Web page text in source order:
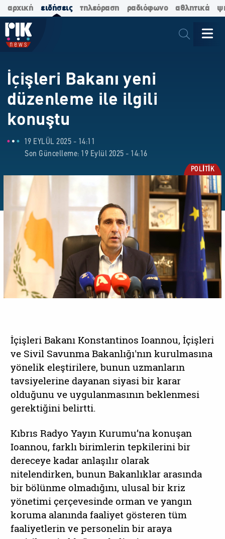
αρχική ειδήσεις τηλεόραση ραδιόφωνο αθλητικά
İçişleri Bakanı yeni
düzenleme ile ilgili
konuştu
19 EYLÜL 2025 - 14:11
Son Güncelleme: 19 Eylül 2025 - 14:16
POLİTİK
İçişleri Bakanı Konstantinos Ioannou, İçişleri
ve Sivil Savunma Bakanlığı'nın kurulmasına
yönelik eleştirilere, bunun uzmanların
tavsiyelerine dayanan siyasi bir karar
olduğunu ve uygulanmasının beklenmesi
gerektiğini belirtti.
Kıbrıs Radyo Yayın Kurumu’na konuşan
Ioannou, farklı birimlerin tepkilerini bir
dereceye kadar anlaşılır olarak
nitelendirken, bunun Bakanlıklar arasında
bir bölünme olmadığını, ulusal bir kriz
yönetimi çerçevesinde orman ve yangın
koruma alanında faaliyet gösteren tüm
faaliyetlerin ve personelin bir araya